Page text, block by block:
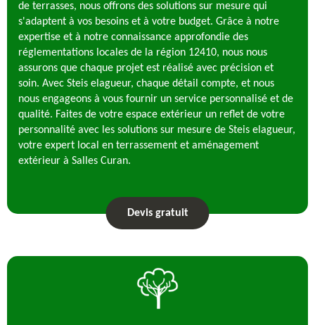
de terrasses, nous offrons des solutions sur mesure qui
s'adaptent à vos besoins et à votre budget. Grâce à notre
expertise et à notre connaissance approfondie des
réglementations locales de la région 12410, nous nous
assurons que chaque projet est réalisé avec précision et
soin. Avec Steis elagueur, chaque détail compte, et nous
nous engageons à vous fournir un service personnalisé et de
qualité. Faites de votre espace extérieur un reflet de votre
personnalité avec les solutions sur mesure de Steis elagueur,
votre expert local en terrassement et aménagement
extérieur à Salles Curan.
Devis gratuit